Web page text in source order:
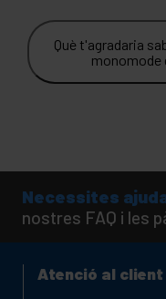
Què t'agradaria
monomode
Necessites
nostres FAQ i les
Atenció al client